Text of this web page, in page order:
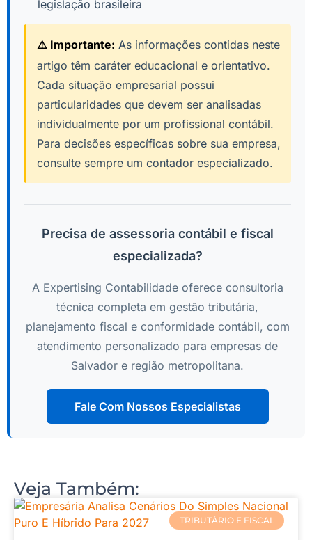
legislação brasileira
⚠️ Importante: As informações contidas neste
artigo têm caráter educacional e orientativo.
Cada situação empresarial possui
particularidades que devem ser analisadas
individualmente por um profissional contábil.
Para decisões específicas sobre sua empresa,
consulte sempre um contador especializado.
Precisa de assessoria contábil e fiscal
especializada?
A Expertising Contabilidade oferece consultoria
técnica completa em gestão tributária,
planejamento fiscal e conformidade contábil, com
atendimento personalizado para empresas de
Salvador e região metropolitana.
Fale Com Nossos Especialistas
Veja Também:
TRIBUTÁRIO E FISCAL